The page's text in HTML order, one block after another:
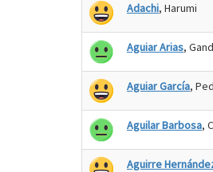
Adachi, Harumi
Aguiar Arias,
Aguiar García,
Aguilar Barbosa,
Aguirre